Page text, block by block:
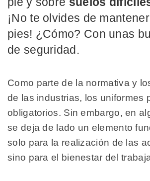
¡No te olvides de
pies! ¿Cómo? Con unas
de seguridad.
Como parte de la normativa y
de las industrias, los uniformes
obligatorios. Sin embargo, en
se deja de lado un elemento
solo para la realización de las
sino para el bienestar del